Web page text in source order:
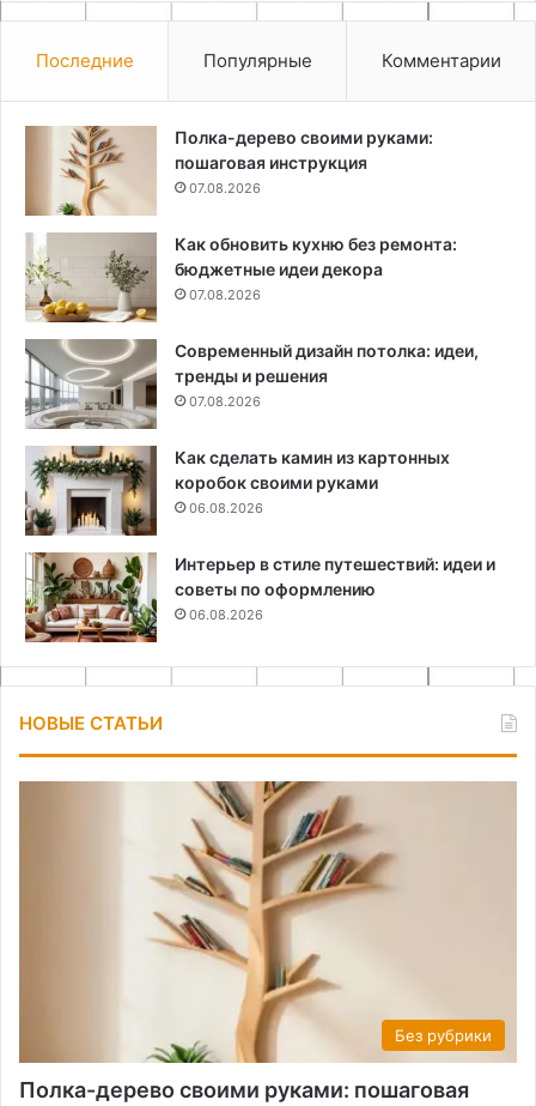
Последние Популярные Комментарии
Полка-дерево своими руками:
пошаговая инструкция
07.08.2026
Как обновить кухню без ремонта:
бюджетные идеи декора
07.08.2026
Современный дизайн потолка: идеи,
тренды и решения
07.08.2026
Как сделать камин из картонных
коробок своими руками
06.08.2026
Интерьер в стиле путешествий: идеи и
советы по оформлению
06.08.2026
НОВЫЕ СТАТЬИ
Без рубрики
Полка-дерево своими руками: пошаговая